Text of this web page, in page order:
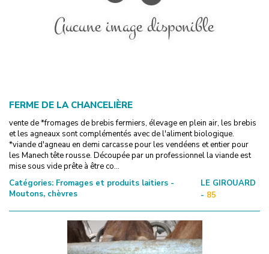
FERME DE LA CHANCELIÈRE
vente de *fromages de brebis fermiers, élevage en plein air, les brebis
et les agneaux sont complémentés avec de l'aliment biologique.
*viande d'agneau en demi carcasse pour les vendéens et entier pour
les Manech tête rousse. Découpée par un professionnel la viande est
mise sous vide prête à être co...
Catégories: Fromages et produits laitiers -
Moutons, chèvres
LE GIROUARD
- 85